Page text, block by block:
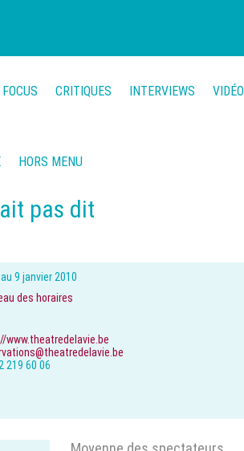
FOCUS CRITIQUES INTERVIEWS
HORS MENU
pas dit
au 9 janvier 2010
des horaires
www.theatredelavie.be
219 60 06